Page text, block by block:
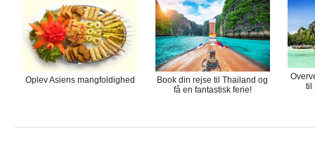
Oplev Asiens mangfoldighed
Book din rejse til Thailand og
få en fantastisk ferie!
til